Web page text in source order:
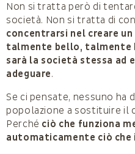
Non si tratta però di
società. Non si tratta di
concentrarsi nel creare
talmente bello, talmente
sarà la società stessa ad
adeguare.
Se ci pensate, nessuno ha
popolazione a sostituire il
Perché ciò che funziona
automaticamente ciò che